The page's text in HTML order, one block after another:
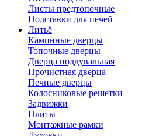
Листы предтопочные
Подставки для печей
Литьё
Каминные дверцы
Топочные дверцы
Дверца поддувальная
Прочистная дверца
Печные дверцы
Колосниковые решетки
Задвижки
Плиты
Монтажные рамки